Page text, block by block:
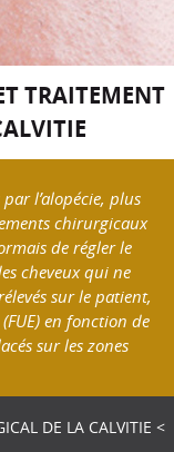
TRAITEMENT
l’alopécie, plus
chirurgicaux
de régler le
cheveux qui ne
sur le patient,
en fonction de
sur les zones
DE LA CALVITIE <